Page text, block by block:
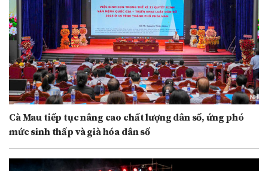
Cà Mau tiếp tục nâng cao chất lượng dân số, ứng phó
mức sinh thấp và già hóa dân số